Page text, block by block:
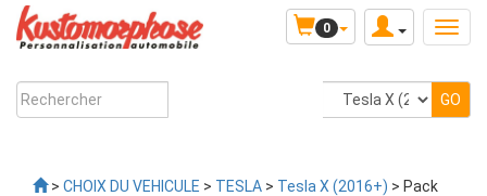
0
> CHOIX DU VEHICULE > TESLA > Tesla X (2016+) > Pack